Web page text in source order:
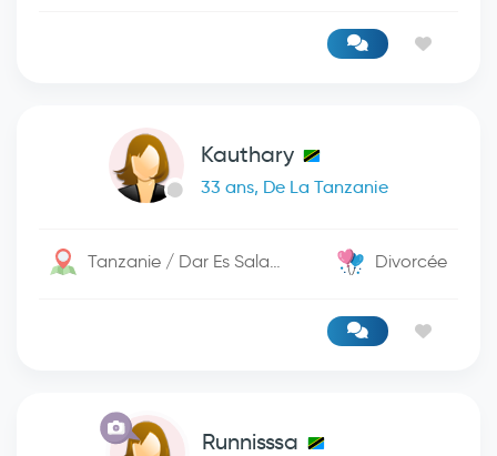
Kauthary
33 ans, De La Tanzanie
Tanzanie / Dar Es Salaam Divorcée
Runnisssa